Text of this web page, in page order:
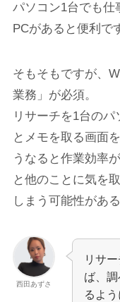
パソコン1台でも仕
PCがあると便利で
そもそもですが、
業務」が必須。
リサーチを1台の
とメモを取る画面
うなると作業効率
と他のことに気を
しまう可能性があ
西田あずさ
リサ
ば、
るよ